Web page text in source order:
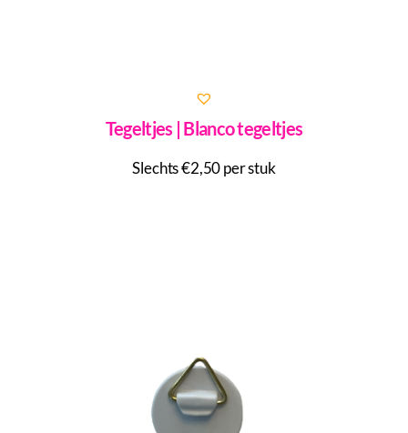
Tegeltjes | Blanco tegeltjes
Slechts €2,50 per stuk